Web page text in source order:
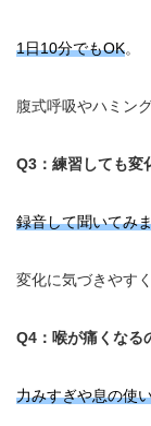
1日10分でもOK。
腹式呼吸やハミン
Q3：練習しても変
録音して聞いてみ
変化に気づきやす
Q4：喉が痛くなる
力みすぎや息の使